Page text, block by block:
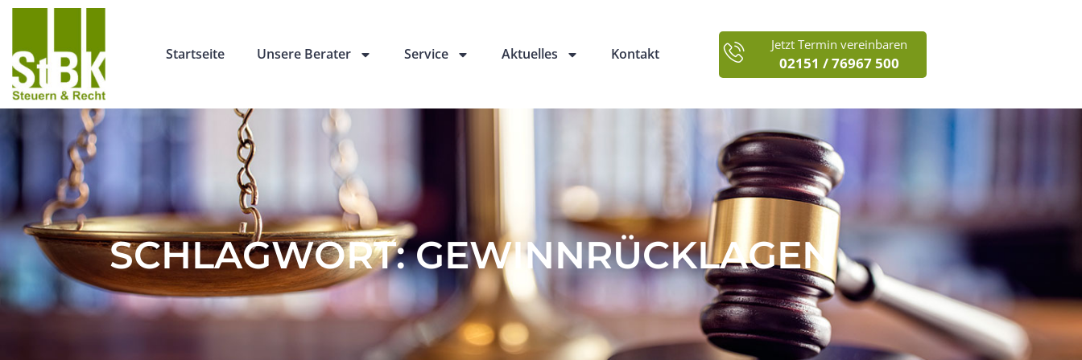
Startseite Unsere Berater Service Aktuelles Kontakt
Jetzt Termin vereinbaren
02151 / 76967 500
SCHLAGWORT: GEWINNRÜCKLAGEN